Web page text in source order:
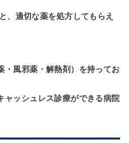
、適切な薬を処方してもらえ
・風邪薬・解熱剤）を持ってお
ャッシュレス診療ができる病院